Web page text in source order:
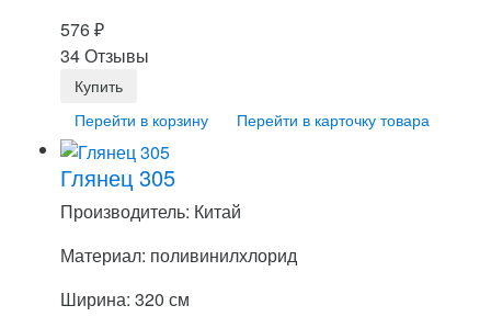
576₽
34 Отзывы
Перейти в корзину Перейти в карточку товара
Глянец 305
Производитель: Китай
Материал: поливинилхлорид
Ширина: 320 см